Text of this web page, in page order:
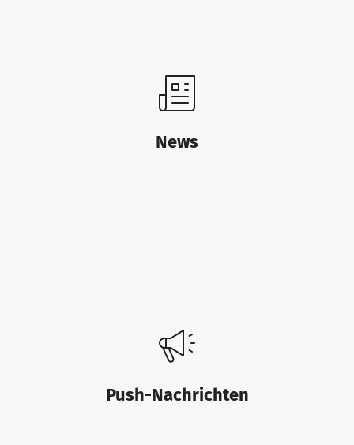
News
Push-Nachrichten